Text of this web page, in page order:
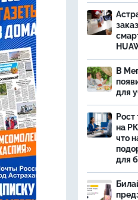
В
для
на
что
для